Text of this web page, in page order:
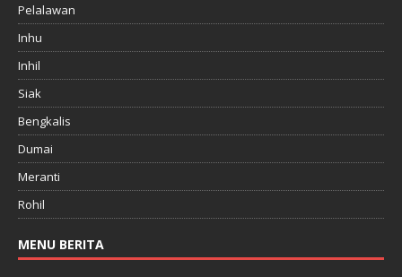
Pelalawan
Inhu
Inhil
Siak
Bengkalis
Dumai
Meranti
Rohil
MENU BERITA